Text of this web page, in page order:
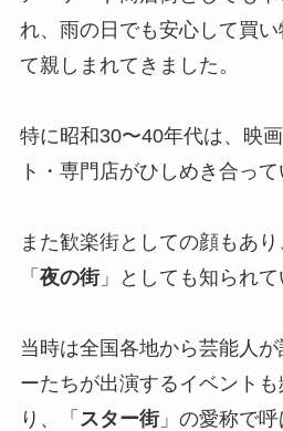
れ、雨の日でも安心して買
て親しまれてきました。
特に昭和30〜40年代は、映
ト・専門店がひしめき合って
また歓楽街としての顔もあ
「 夜の街」としても知られて
当時は全国各地から芸能人
ーたちが出演するイベント
り、「 スター街」の愛称で呼